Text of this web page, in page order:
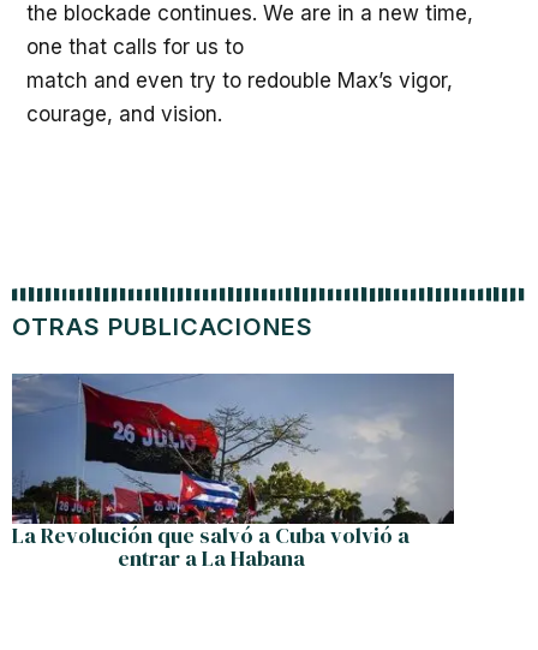
the blockade continues. We are in a new time,
one that calls for us to
match and even try to redouble Max’s vigor,
courage, and vision.
OTRAS PUBLICACIONES
La Revolución que salvó a Cuba volvió a
entrar a La Habana